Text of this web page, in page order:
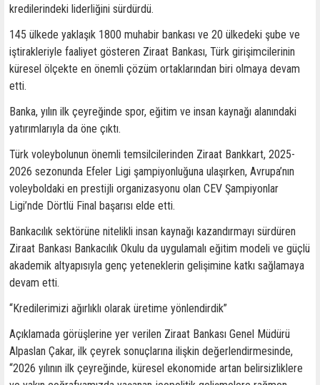
kredilerindeki liderliğini sürdürdü.
145 ülkede yaklaşık 1800 muhabir bankası ve 20 ülkedeki şube ve
iştirakleriyle faaliyet gösteren Ziraat Bankası, Türk girişimcilerinin
küresel ölçekte en önemli çözüm ortaklarından biri olmaya devam
etti.
Banka, yılın ilk çeyreğinde spor, eğitim ve insan kaynağı alanındaki
yatırımlarıyla da öne çıktı.
Türk voleybolunun önemli temsilcilerinden Ziraat Bankkart, 2025-
2026 sezonunda Efeler Ligi şampiyonluğuna ulaşırken, Avrupa’nın
voleyboldaki en prestijli organizasyonu olan CEV Şampiyonlar
Ligi’nde Dörtlü Final başarısı elde etti.
Bankacılık sektörüne nitelikli insan kaynağı kazandırmayı sürdüren
Ziraat Bankası Bankacılık Okulu da uygulamalı eğitim modeli ve güçlü
akademik altyapısıyla genç yeteneklerin gelişimine katkı sağlamaya
devam etti.
“Kredilerimizi ağırlıklı olarak üretime yönlendirdik”
Açıklamada görüşlerine yer verilen Ziraat Bankası Genel Müdürü
Alpaslan Çakar, ilk çeyrek sonuçlarına ilişkin değerlendirmesinde,
“2026 yılının ilk çeyreğinde, küresel ekonomide artan belirsizliklere